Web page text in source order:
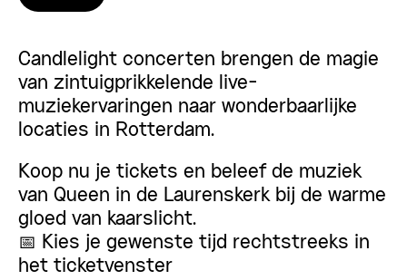
Candlelight concerten brengen de magie
van zintuigprikkelende live-
muziekervaringen naar wonderbaarlijke
locaties in Rotterdam.
Koop nu je tickets en beleef de muziek
van Queen in de Laurenskerk bij de warme
gloed van kaarslicht.
📅 Kies je gewenste tijd rechtstreeks in
het ticketvenster